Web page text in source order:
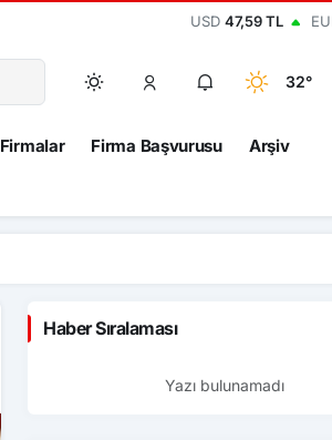
USD 47,59 TL
32°
Firmalar Firma Başvurusu Arşiv
Haber Sıralaması
Yazı bulunamadı